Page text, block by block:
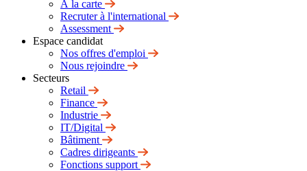
À la carte
Recruter à l'international
Assessment
Espace candidat
Nos offres d'emploi
Nous rejoindre
Secteurs
Retail
Finance
Industrie
IT/Digital
Bâtiment
Cadres dirigeants
Fonctions support